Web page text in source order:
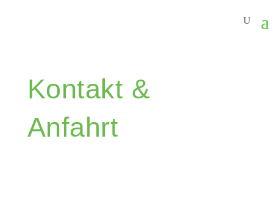
Kontakt &
Anfahrt